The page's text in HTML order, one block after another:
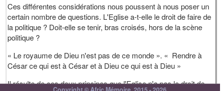
Ces différentes considérations nous poussent à nous poser un
certain nombre de questions. L'Eglise a-t-elle le droit de faire de
la politique ? Doit-elle se tenir, bras croisés, hors de la scène
politique ?
« Le royaume de Dieu n'est pas de ce monde ». « Rendre à
César ce qui est à César et à Dieu ce qui est à Dieu »
Il résulte de ces deux principes que l'Eglise n'a pas le droit de